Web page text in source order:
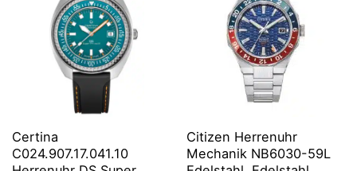
Certina
C024.907.17.041.10
Citizen Herrenuhr
Mechanik NB6030-59L